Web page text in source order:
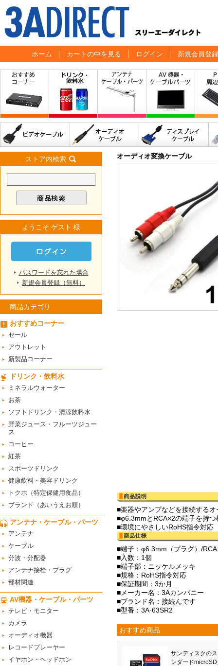
ホーム カートの中を見る ログイン 新規会員登録
ストア内検索
ようこそ ゲスト 様
パスワードを忘れた場合
新規会員登録（無料）
商品カテゴリ
おすすめコーナー
セール
アウトレット
新製品コーナー
ドリンク・飲料水
ミネラルウォーター
お茶
ソフトドリンク・清涼飲料水
野菜ジュース・フルーツジュー
ス
コーヒー
紅茶
スポーツドリンク
健康飲料・美容ドリンク
トクホ（特定保健用食品）
ブランド（あいうえお順）
アンテナ・ケーブル・パーツ
アンテナ
ケーブル
分波・分配器
アンテナ接栓・プラグ
部材関連
AV機器・ケーブル・パーツ
テレビ・モニター
カメラ
オーディオ機器
レコードプレーヤー
イヤホン・ヘッドホン
オーディオ変換ケーブル
■楽器やアンプなどを接続する
■φ6.3mmとRCA×2の端子を持
■環境にやさしいRoHS指令対応
■端子：φ6.3mm（プラグ）/
■入数：1個
■端子部：ニッケルメッキ
■規格：RoHS指令対応
■保証期間：3か月
■メーカー名：3Aカンパニー
■ブランド名：接続んです
■型番：3A-63SR2
おすすめ商品
サンディスクの
ンダード